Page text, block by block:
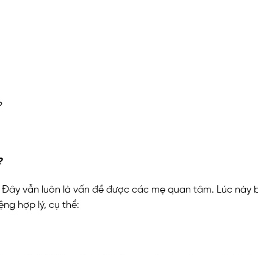
Đây vẫn luôn là vấn đề được các mẹ quan tâm. Lúc
hợp lý, cụ thể: